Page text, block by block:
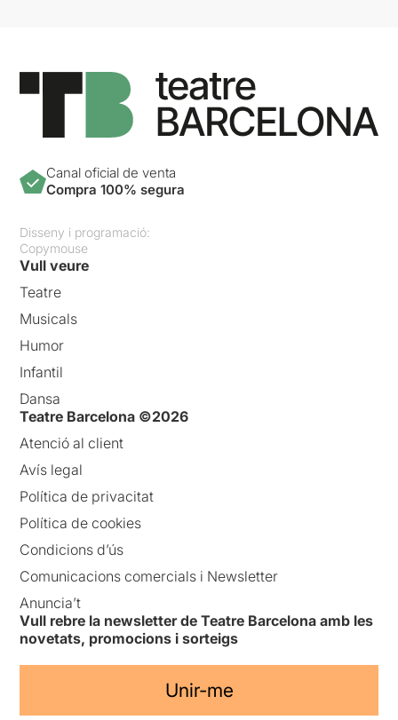
Canal oficial de venta
Compra 100% segura
Disseny i programació:
Copymouse
Vull veure
Teatre
Musicals
Humor
Infantil
Dansa
Teatre Barcelona ©2026
Atenció al client
Avís legal
Política de privacitat
Política de cookies
Condicions d’ús
Comunicacions comercials i Newsletter
Anuncia’t
Vull rebre la newsletter de Teatre Barcelona amb les
novetats, promocions i sorteigs
Unir-me